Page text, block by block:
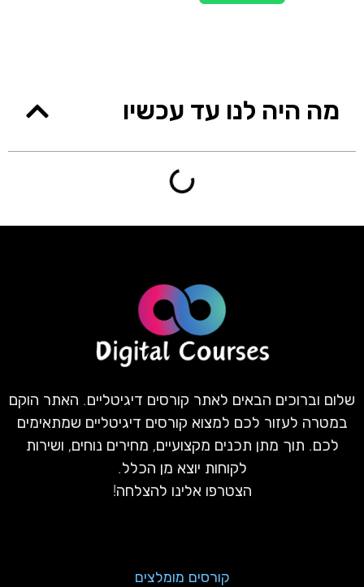
מה היה לנו עד עכשיו
שלום וברוכים הבאים לאתר קורסים דיגיטליים. האתר הוקם
במטרה לעזור לכם למצוא קורסים דיגיטליים שמתאימים
לכם. תוך מתן תכנים מקצועיים, מחירים נוחים, ושירות
לקוחות יוצא מן הכלל.
הצטרפו אלינו להצלחה!
קורסים מומלצים